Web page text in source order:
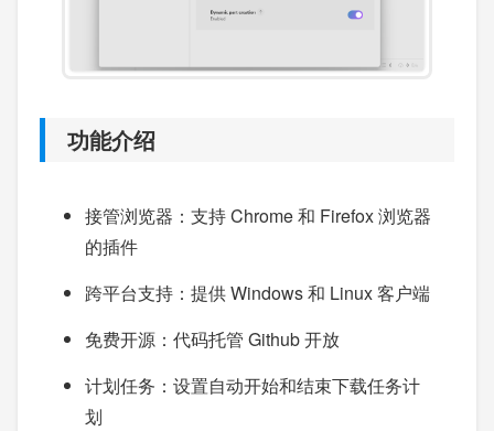
功能介绍
接管浏览器：支持 Chrome 和 Firefox 浏览器
的插件
跨平台支持：提供 Windows 和 Linux 客户端
免费开源：代码托管 Github 开放
计划任务：设置自动开始和结束下载任务计
划